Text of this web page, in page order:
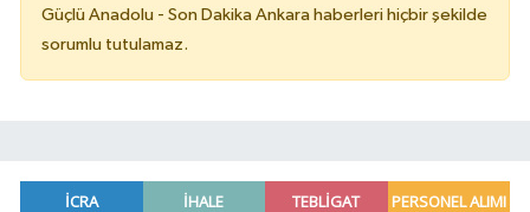
Güçlü Anadolu - Son Dakika Ankara haberleri hiçbir şekilde
sorumlu tutulamaz.